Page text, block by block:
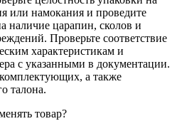
или намокания и проведите
наличие царапин, сколов и
Проверьте соответствие
характеристикам и
с указанными в документации.
а также
талона.
товар?